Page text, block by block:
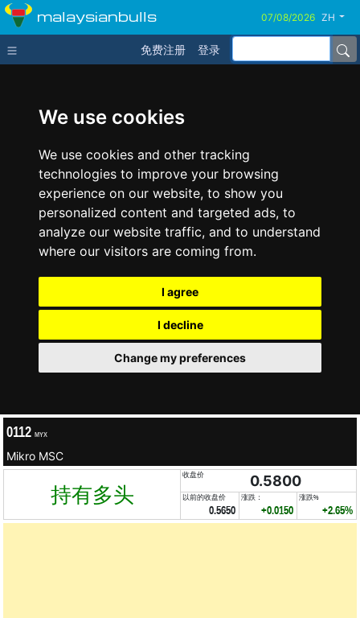
We use cookies
We use cookies and other tracking
technologies to improve your browsing
experience on our website, to show you
personalized content and targeted ads, to
analyze our website traffic, and to understand
where our visitors are coming from.
I agree
I decline
Change my preferences
malaysianbulls ZH
免费注册 登录
0112 MYX
Mikro MSC
持有多头
收盘价 0.5800
以前的收盘价
0.5650
涨跌：
+0.0150
涨跌%
+2.65%